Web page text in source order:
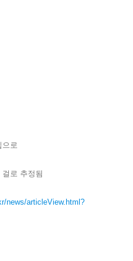
로
로 추정됨
news/articleView.html?